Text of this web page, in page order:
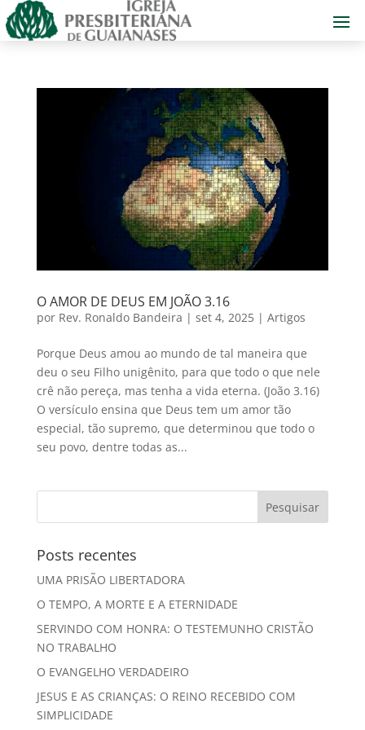
O AMOR DE DEUS EM JOÃO 3.16
por Rev. Ronaldo Bandeira | set 4, 2025| Artigos
Porque Deus amou ao mundo de tal maneira que
deu o seu Filho unigênito, para que todo o que nele
crê não pereça, mas tenha a vida eterna. (João 3.16)
O versículo ensina que Deus tem um amor tão
especial, tão supremo, que determinou que todo o
seu povo, dentre todas as...
Posts recentes
UMA PRISÃO LIBERTADORA
O TEMPO, A MORTE E A ETERNIDADE
SERVINDO COM HONRA: O TESTEMUNHO CRISTÃO
NO TRABALHO
O EVANGELHO VERDADEIRO
JESUS E AS CRIANÇAS: O REINO RECEBIDO COM
SIMPLICIDADE